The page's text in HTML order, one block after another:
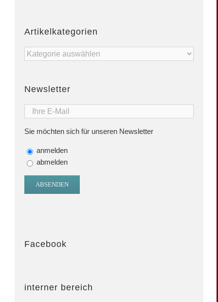
Artikelkategorien
Artikelkategorien
Newsletter
Sie möchten sich für unseren Newsletter
anmelden
abmelden
Facebook
interner bereich